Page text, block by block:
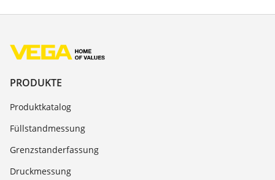
PRODUKTE
Produktkatalog
Füllstandmessung
Grenzstanderfassung
Druckmessung